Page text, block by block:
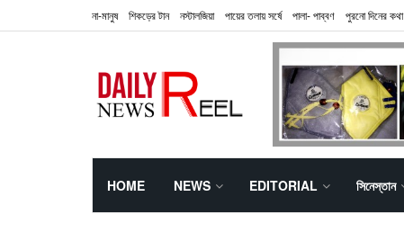
না-মানুষ শিকড়ের টান নস্টালজিয়া পায়ের তলায় সর্ষে পালা- পাব্বণ পুরনো দিনের কথা
HOME NEWS EDITORIAL সিনেস্তান